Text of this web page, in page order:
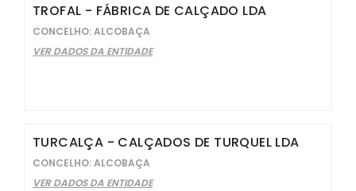
TROFAL - FÁBRICA DE CALÇADO LDA
CONCELHO: ALCOBAÇA
VER DADOS DA ENTIDADE
TURCALÇA - CALÇADOS DE TURQUEL LDA
CONCELHO: ALCOBAÇA
VER DADOS DA ENTIDADE